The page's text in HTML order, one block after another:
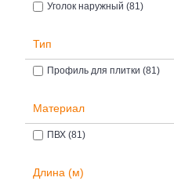
Уголок наружный (81)
Тип
Профиль для плитки (81)
Материал
ПВХ (81)
Длина (м)